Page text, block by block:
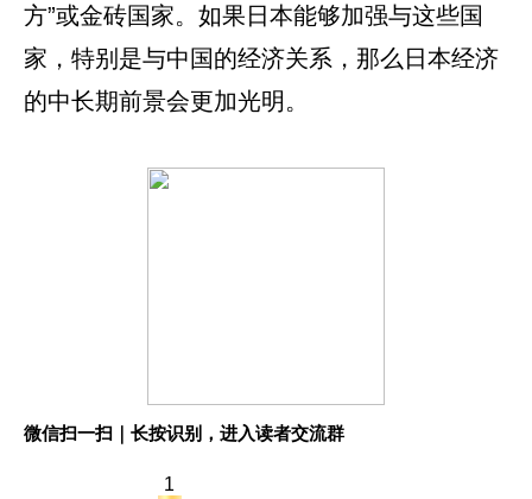
方”或金砖国家。如果日本能够加强与这些国
家，特别是与中国的经济关系，那么日本经济
的中长期前景会更加光明。
微信扫一扫｜长按识别，进入读者交流群
1